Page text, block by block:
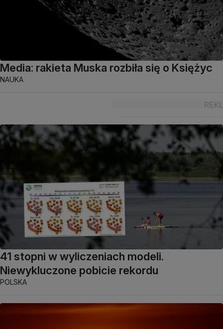
Media: rakieta Muska rozbiła się o Księżyc
NAUKA
41 stopni w wyliczeniach modeli.
Niewykluczone pobicie rekordu
POLSKA